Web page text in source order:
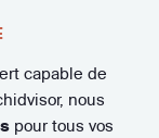
capable de
nous
pour tous vos